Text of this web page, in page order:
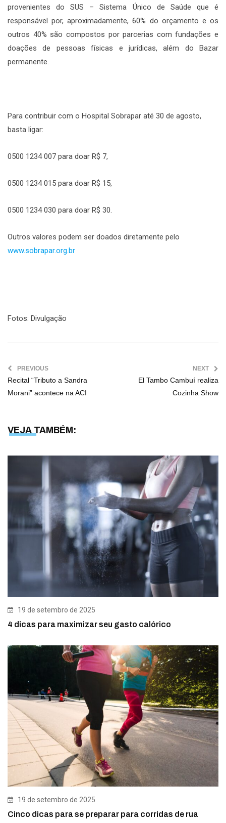
provenientes do SUS – Sistema Único de Saúde que é
responsável por, aproximadamente, 60% do orçamento e os
outros 40% são compostos por parcerias com fundações e
doações de pessoas físicas e jurídicas, além do Bazar
permanente.
Para contribuir com o Hospital Sobrapar até 30 de agosto,
basta ligar:
0500 1234 007 para doar R$ 7,
0500 1234 015 para doar R$ 15,
0500 1234 030 para doar R$ 30.
Outros valores podem ser doados diretamente pelo
www.sobrapar.org.br
Fotos: Divulgação
PREVIOUS
Recital “Tributo a Sandra
Morani” acontece na ACI
NEXT
El Tambo Cambuí realiza
Cozinha Show
VEJA TAMBÉM:
19 de setembro de 2025
4 dicas para maximizar seu gasto calórico
19 de setembro de 2025
Cinco dicas para se preparar para corridas de rua